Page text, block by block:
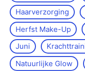
Haarverzorging
Herfst Make-Up
Juni
Natuurlijke Glow